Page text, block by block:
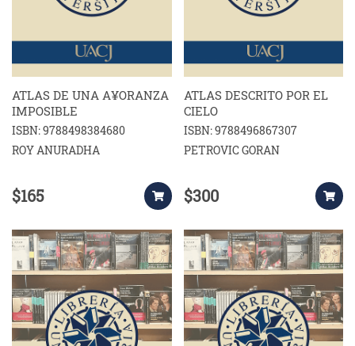
ATLAS DE UNA A¥ORANZA
IMPOSIBLE
ISBN: 9788498384680
ROY ANURADHA
$165
ATLAS DESCRITO POR EL
CIELO
ISBN: 9788496867307
PETROVIC GORAN
$300